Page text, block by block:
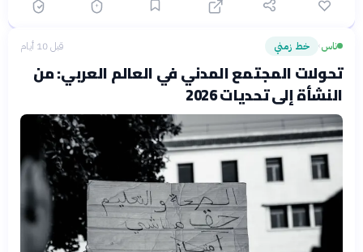
ناس› خط زمني قبل 10 أيام
تحولات المجتمع المدني في العالم العربي: من
النشأة إلى تحديات 2026